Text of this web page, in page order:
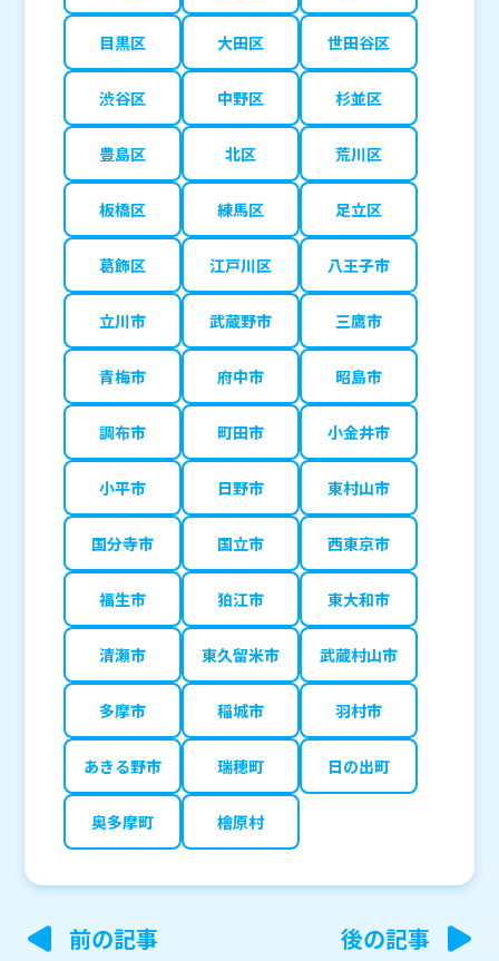
目黒区 大田区 世田谷区
渋谷区 中野区 杉並区
豊島区 北区 荒川区
板橋区 練馬区 足立区
葛飾区 江戸川区 八王子市
立川市 武蔵野市 三鷹市
青梅市 府中市 昭島市
調布市 町田市 小金井市
小平市 日野市 東村山市
国分寺市 国立市 西東京市
福生市 狛江市 東大和市
清瀬市 東久留米市 武蔵村山市
多摩市 稲城市 羽村市
あきる野市 瑞穂町 日の出町
奥多摩町 檜原村
投
前の記事 後の記事